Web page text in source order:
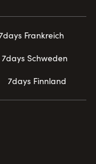
Frankreich
7days Schweden
7days Finnland